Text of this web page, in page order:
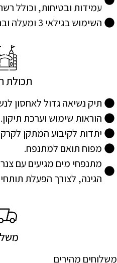
עמידות ובטיחות, וכולל
השימוש בגילאי 3 ומעלה ובהשגחת מבוגר.
תכולת
תיק נשיאה גדול לאחסון
הוראות שימוש וערכת תיקון.
יתדות לקיבוע המתקן
מפוח תואם למתנפח.
מתנפחי מים מגיעים עם
הגינה, לצורך הפעלת
משלוחים מהירים